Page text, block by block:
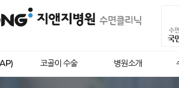
코골이 수술 병원소개